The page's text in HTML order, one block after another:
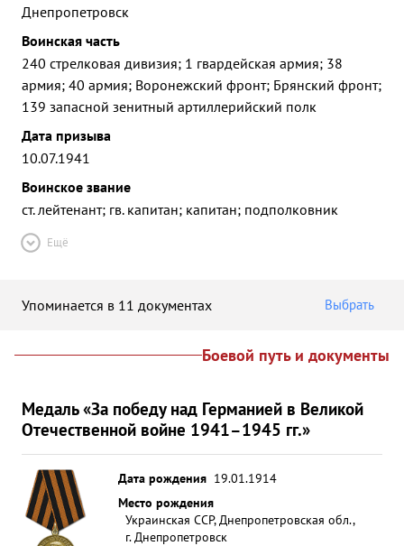
Днепропетровск
Воинская часть
240 стрелковая дивизия; 1 гвардейская армия; 38
армия; 40 армия; Воронежский фронт; Брянский фронт;
139 запасной зенитный артиллерийский полк
Дата призыва
10.07.1941
Воинское звание
ст. лейтенант; гв. капитан; капитан; подполковник
Ещё
Упоминается в 11 документах Выбрать
Боевой путь и документы
Медаль «За победу над Германией в Великой
Отечественной войне 1941–1945 гг.»
Дата рождения 19.01.1914
Место рождения
Украинская ССР, Днепропетровская обл.,
г. Днепропетровск